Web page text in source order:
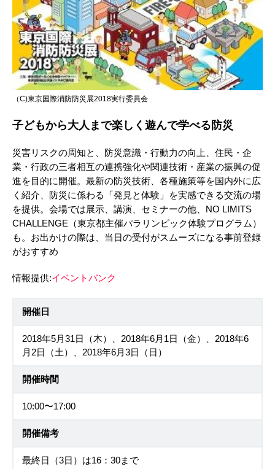
（C)東京国際消防防災展2018実行委員会
子どもから大人まで楽しく遊んで学べる防災
災害リスクの周知と、防災意識・行動力の向上、住民・企
業・行政の三者相互の連携強化や関連技術・産業の振興の促
進を目的に開催。最新の防災技術、各種施策等を国内外に広
く紹介、防災に係わる「発見と体験」を実感できる交流の場
を提供。会場では展示、講演、セミナーの他、NO LIMITS
CHALLENGE（東京都主催パラリンピック体験プログラム）
も。お出かけの際は、当日の受付がスムーズになる事前登録
がおすすめ
情報提供:イベントバンク
開催日
2018年5月31日（木）、2018年6月1日（金）、2018年6
月2日（土）、2018年6月3日（日）
開催時間
10:00〜17:00
開催備考
最終日（3日）は16：30まで